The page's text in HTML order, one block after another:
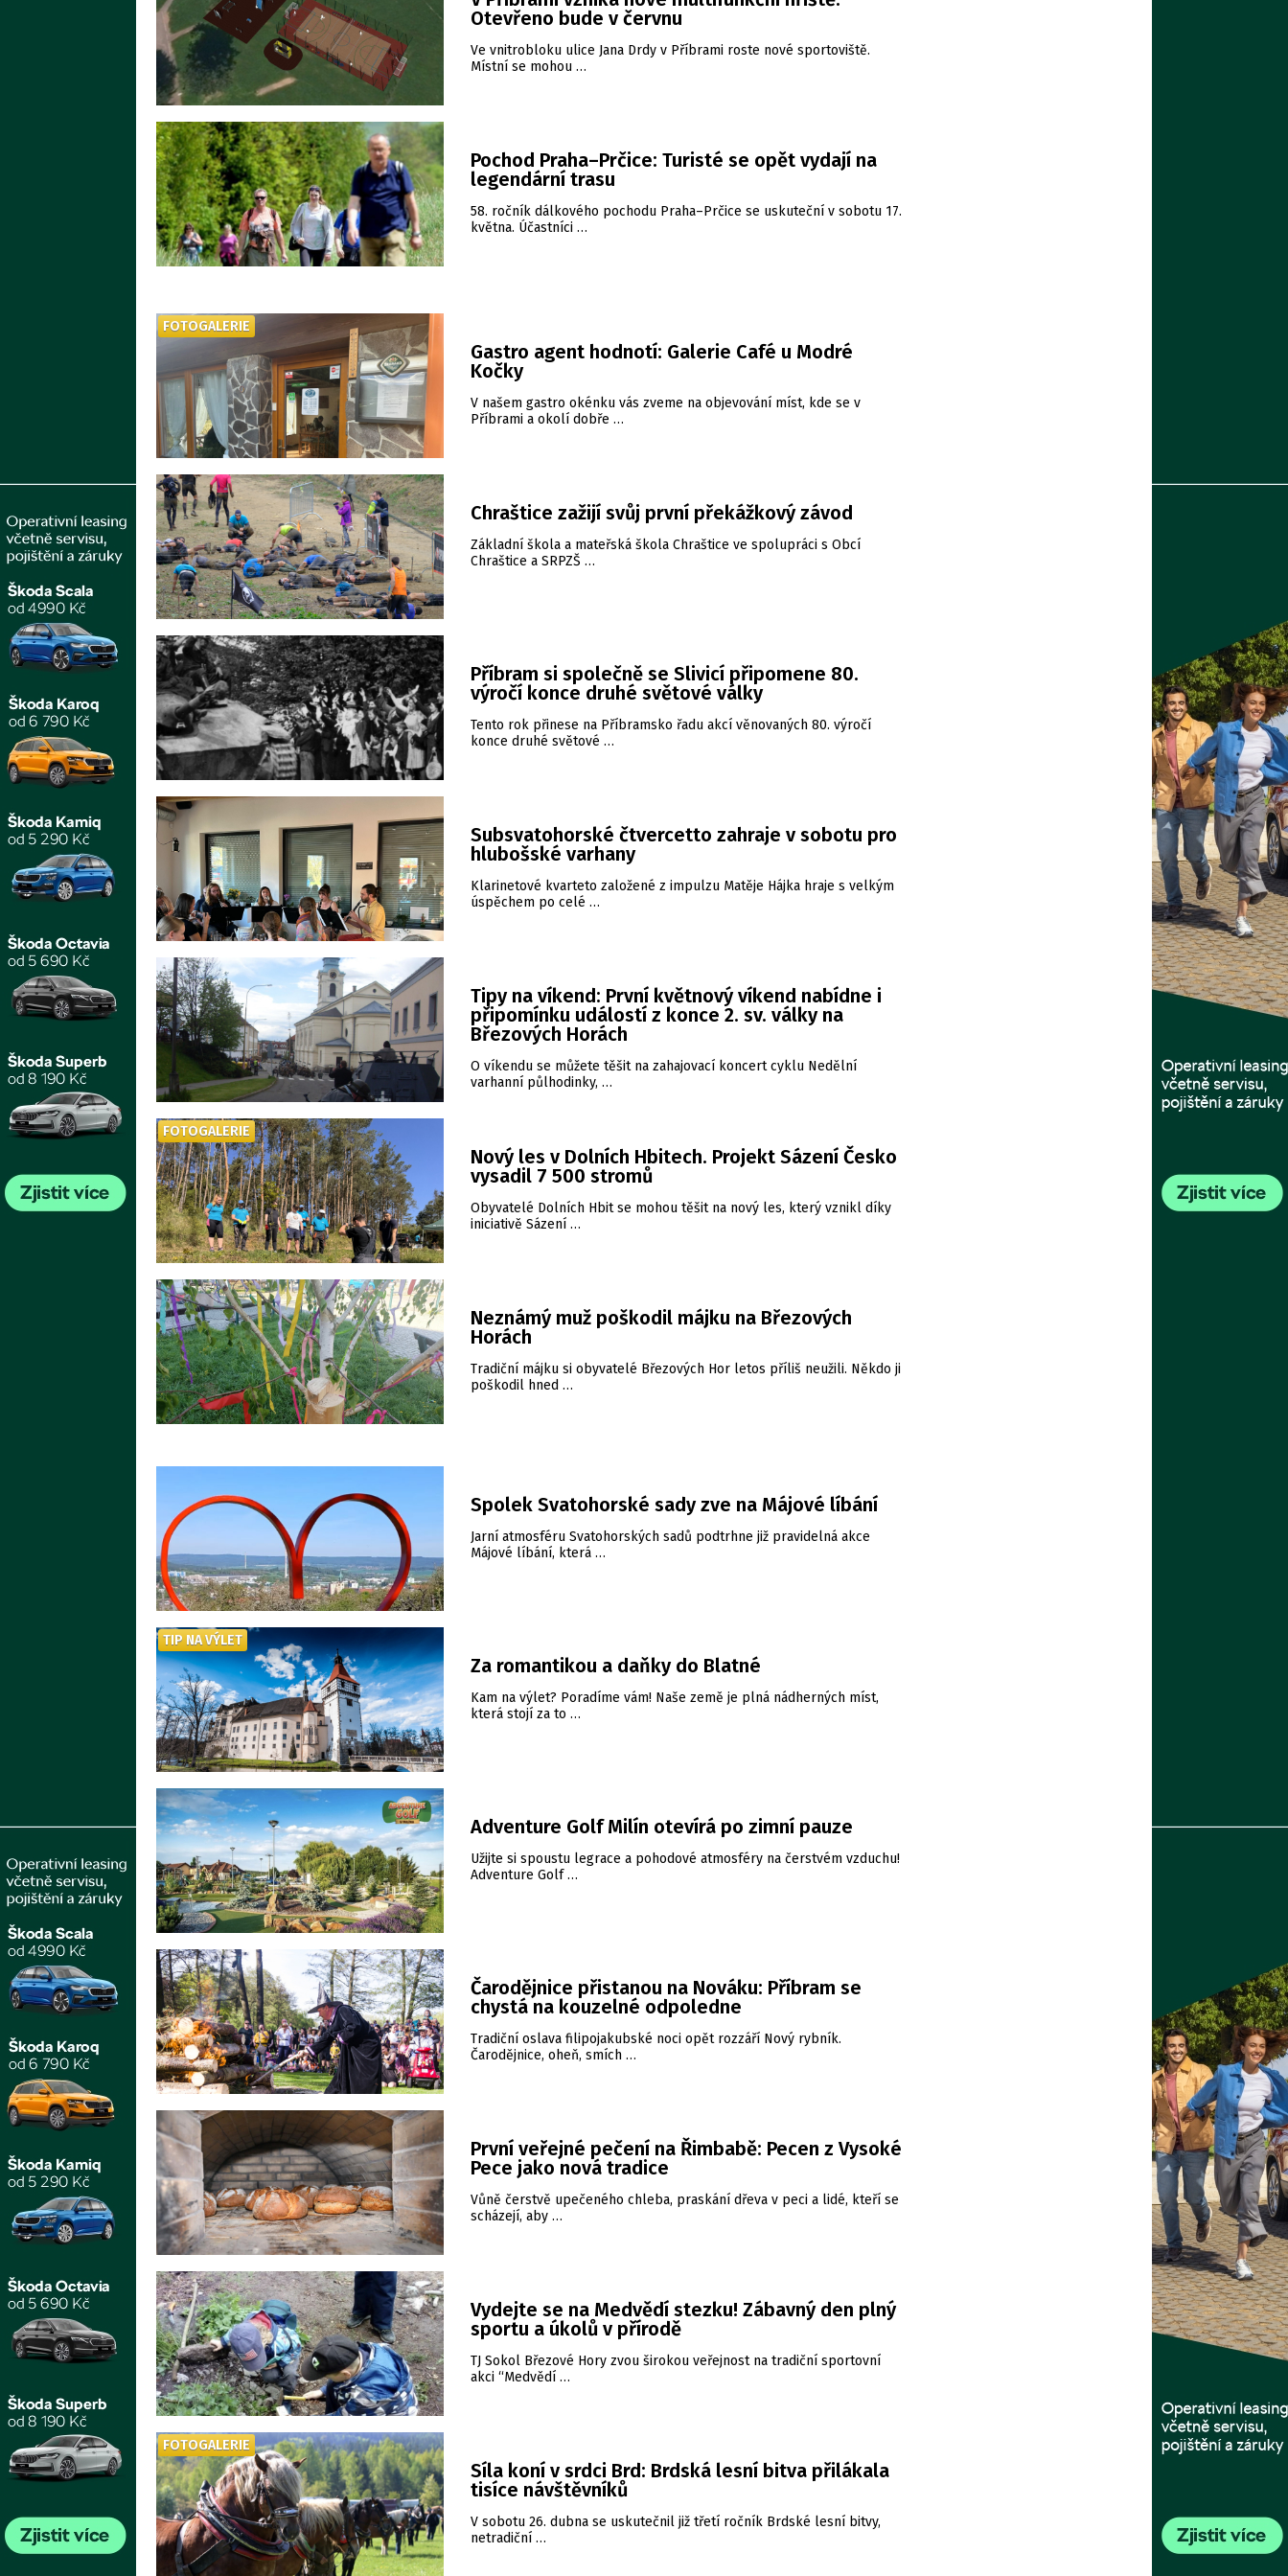
Otevřeno bude v červnu
Ve vnitrobloku ulice Jana Drdy v Příbrami roste nové sportoviště.
Místní se mohou …
Pochod Praha–Prčice: Turisté se opět vydají na
legendární trasu
58. ročník dálkového pochodu Praha–Prčice se uskuteční v sobotu 17.
května. Účastníci …
Gastro agent hodnotí: Galerie Café u Modré
Kočky
V našem gastro okénku vás zveme na objevování míst, kde se v
Příbrami a okolí dobře …
FOTOGALERIE
Chraštice zažijí svůj první překážkový závod
Základní škola a mateřská škola Chraštice ve spolupráci s Obcí
Chraštice a SRPZŠ …
Příbram si společně se Slivicí připomene 80.
výročí konce druhé světové války
Tento rok přinese na Příbramsko řadu akcí věnovaných 80. výročí
konce druhé světové …
Subsvatohorské čtvercetto zahraje v sobotu pro
hlubošské varhany
Klarinetové kvarteto založené z impulzu Matěje Hájka hraje s velkým
úspěchem po celé …
Tipy na víkend: První květnový víkend nabídne i
připomínku událostí z konce 2. sv. války na
Březových Horách
O víkendu se můžete těšit na zahajovací koncert cyklu Nedělní
varhanní půlhodinky, …
Nový les v Dolních Hbitech. Projekt Sázení Česko
vysadil 7 500 stromů
Obyvatelé Dolních Hbit se mohou těšit na nový les, který vznikl díky
iniciativě Sázení …
FOTOGALERIE
Neznámý muž poškodil májku na Březových
Horách
Tradiční májku si obyvatelé Březových Hor letos příliš neužili. Někdo ji
poškodil hned …
Spolek Svatohorské sady zve na Májové líbání
Jarní atmosféru Svatohorských sadů podtrhne již pravidelná akce
Májové líbání, která …
Za romantikou a daňky do Blatné
Kam na výlet? Poradíme vám! Naše země je plná nádherných míst,
která stojí za to …
TIP NA VÝLET
Adventure Golf Milín otevírá po zimní pauze
Užijte si spoustu legrace a pohodové atmosféry na čerstvém vzduchu!
Adventure Golf …
Čarodějnice přistanou na Nováku: Příbram se
chystá na kouzelné odpoledne
Tradiční oslava filipojakubské noci opět rozzáří Nový rybník.
Čarodějnice, oheň, smích …
První veřejné pečení na Řimbabě: Pecen z Vysoké
Pece jako nová tradice
Vůně čerstvě upečeného chleba, praskání dřeva v peci a lidé, kteří se
scházejí, aby …
Vydejte se na Medvědí stezku! Zábavný den plný
sportu a úkolů v přírodě
TJ Sokol Březové Hory zvou širokou veřejnost na tradiční sportovní
akci “Medvědí …
Síla koní v srdci Brd: Brdská lesní bitva přilákala
tisíce návštěvníků
V sobotu 26. dubna se uskutečnil již třetí ročník Brdské lesní bitvy,
netradiční …
FOTOGALERIE